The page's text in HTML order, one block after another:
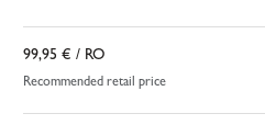
99,95 € / RO
Recommended retail price